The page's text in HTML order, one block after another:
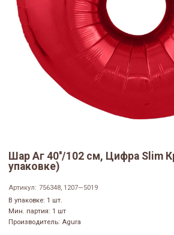
Шар Аг 40''/102 см, Цифра Slim
упаковке)
Артикул: 756348, 1207—5019
В упаковке: 1 шт.
Мин. партия: 1 шт
Производитель: Agura